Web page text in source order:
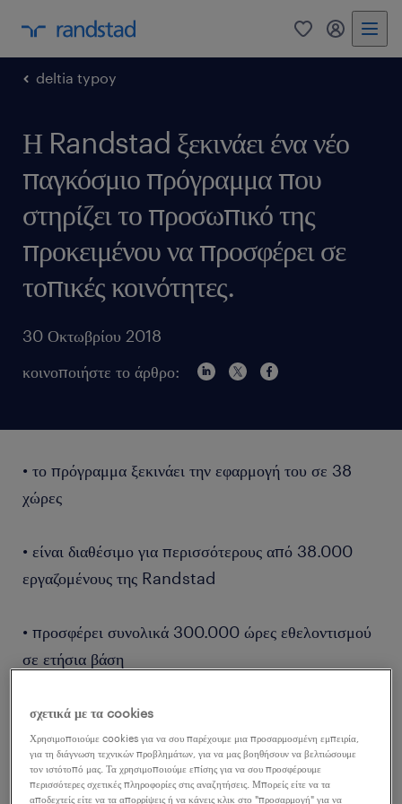
0 my
deltia typoy
Η Randstad ξεκινάει ένα νέο
παγκόσμιο πρόγραμμα που
στηρίζει το προσωπικό της
προκειμένου να προσφέρει σε
τοπικές κοινότητες.
30 Οκτωβρίου 2018
κοινοποιήστε το άρθρο:
• το πρόγραμμα ξεκινάει την εφαρμογή του σε 38
χώρες
• είναι διαθέσιμο για περισσότερους από 38.000
εργαζομένους της Randstad
• προσφέρει συνολικά 300.000 ώρες εθελοντισμού
σε ετήσια βάση
Η Randstad ανακοίνωσε σήμερα την έναρξη του
Randstad With Heart, ενός παγκόσμιου
σχετικά με τα cookies
Χρησιμοποιούμε cookies για να σου παρέχουμε μια προσαρμοσμένη εμπειρία,
για τη διάγνωση τεχνικών προβλημάτων, για να μας βοηθήσουν να βελτιώσουμε
τον ιστότοπό μας. Τα χρησιμοποιούμε επίσης για να σου προσφέρουμε
περισσότερες σχετικές πληροφορίες στις αναζητήσεις. Μπορείς είτε να τα
αποδεχτείς είτε να τα απορρίψεις ή να κάνεις κλικ στο "προσαρμογή" για να